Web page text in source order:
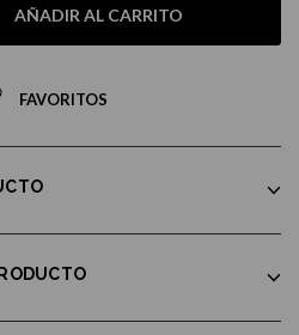
AÑADIR AL CARRITO
FAVORITOS